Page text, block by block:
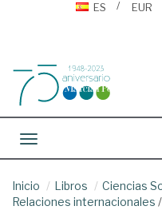
ES
EUR
Toggle navigation
Inicio Libros Ciencias
Relaciones internacionales /